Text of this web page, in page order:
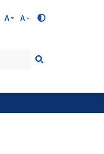
A + A -